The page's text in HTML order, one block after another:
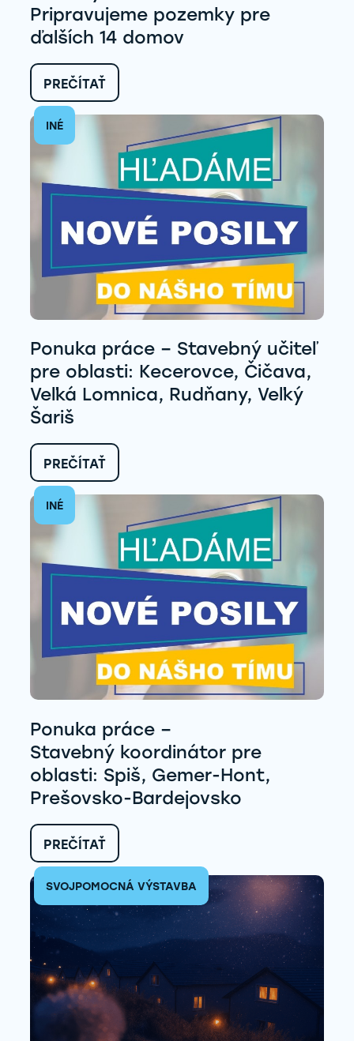
Pripravujeme pozemky pre
ďalších 14 domov
PREČÍTAŤ:
DÔLEŽITÝ
MÍĽNIK
LENARTOVE:
PRIPRAVUJEME
POZEMKY
PRE
ĎALŠÍCH
14
DOMOV
INÉ
Ponuka práce – Stavebný učiteľ
pre oblasti: Kecerovce, Čičava,
Veľká Lomnica, Rudňany, Veľký
Šariš
PREČÍTAŤ:
PONUKA
PRÁCE
STAVEBNÝ UČITEĽ
PRE
OBLASTI:
KECEROVCE,
ČIČAVA,
VEĽKÁ
LOMNICA,
RUDŇANY,
VEĽKÝ
ŠARIŠ
INÉ
Ponuka práce –
Stavebný koordinátor pre
oblasti: Spiš, Gemer-Hont,
Prešovsko-Bardejovsko
PREČÍTAŤ:
PONUKA
–
STAVEBNÝ KOORDINÁTOR
PRE
OBLASTI:
SPIŠ,
GEMER-
HONT,
PREŠOVSKO-
BARDEJOVSKO
SVOJPOMOCNÁ VÝSTAVBA